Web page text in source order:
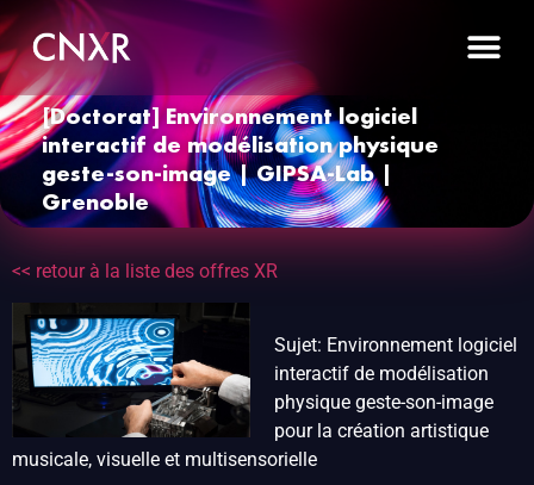
[Doctorat] Environnement logiciel
interactif de modélisation physique
geste-son-image | GIPSA-Lab |
Grenoble
<< retour à la liste des offres XR
Sujet: Environnement logiciel
interactif de modélisation
physique geste-son-image
pour la création artistique
musicale, visuelle et multisensorielle